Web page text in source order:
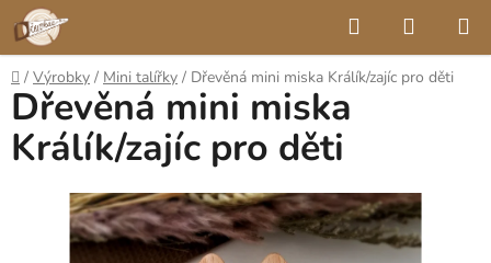
Přejít
na
obsah
Hledat
KOŠÍK
Domů
/ Výrobky / Mini talířky / Dřevěná mini miska Králík/zajíc pro děti
Dřevěná mini miska
Králík/zajíc pro děti